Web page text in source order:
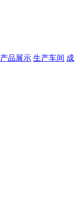
产品展示 生产车间 成